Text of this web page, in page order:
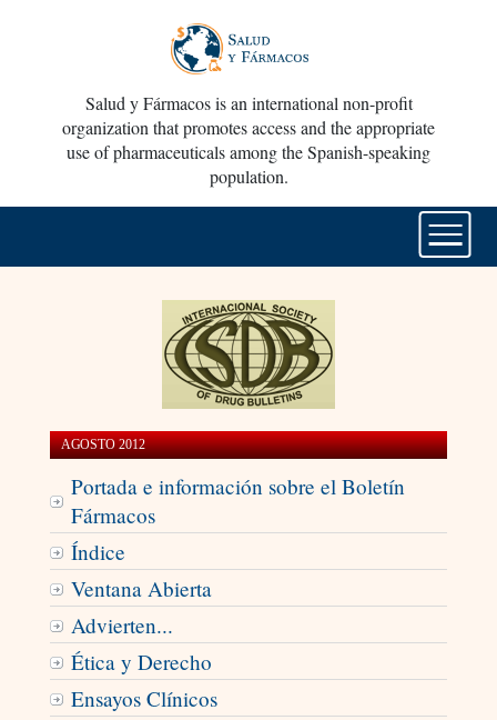
Salud y Fármacos is an international non-profit
organization that promotes access and the appropriate
use of pharmaceuticals among the Spanish-speaking
population.
AGOSTO 2012
Portada e información sobre el Boletín
Fármacos
Índice
Ventana Abierta
Advierten...
Ética y Derecho
Ensayos Clínicos